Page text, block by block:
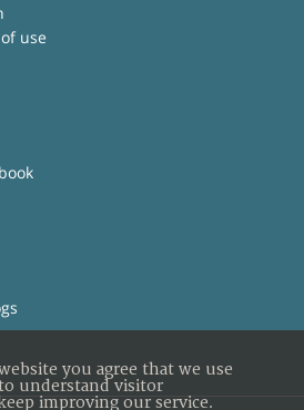
use
you agree that we use
understand visitor
improving our service.